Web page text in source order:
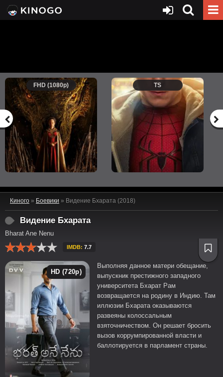
FHD (1080p) TS
Киного » Боевики » Видение Бхарата (2018)
Видение Бхарата
Bharat Ane Nenu
IMDB: 7.7
HD (720p)
Выполняя данное матери обещание,
выпускник престижного западного
университета Бхарат Рам
возвращается на родину в Индию. Там
иллюзии Бхарата оказываются
развеяны колоссальным
взяточничеством. Он решает бросить
вызов коррумпированной власти и
баллотируется в парламент страны.